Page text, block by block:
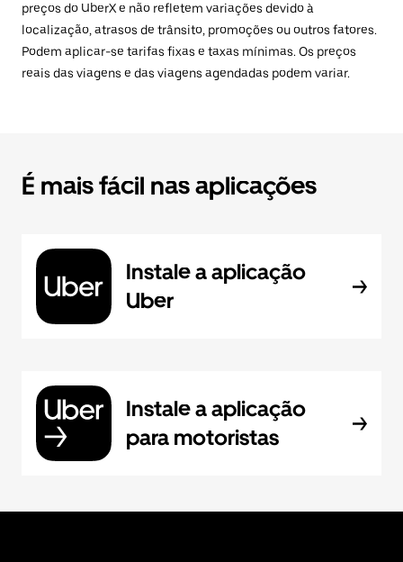
preços do UberX e não refletem variações devido à
localização, atrasos de trânsito, promoções ou outros fatores.
Podem aplicar-se tarifas fixas e taxas mínimas. Os preços
reais das viagens e das viagens agendadas podem variar.
É mais fácil nas aplicações
Instale a aplicação
Uber
Instale a aplicação
para motoristas